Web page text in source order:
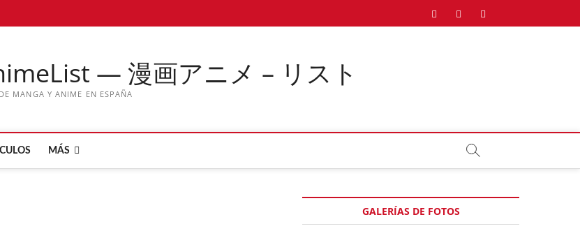
TwitterInstagramFacebook
— 漫画アニメ – リスト
MANGA Y ANIME EN ESPAÑA
MÁS
GALERÍAS DE FOTOS